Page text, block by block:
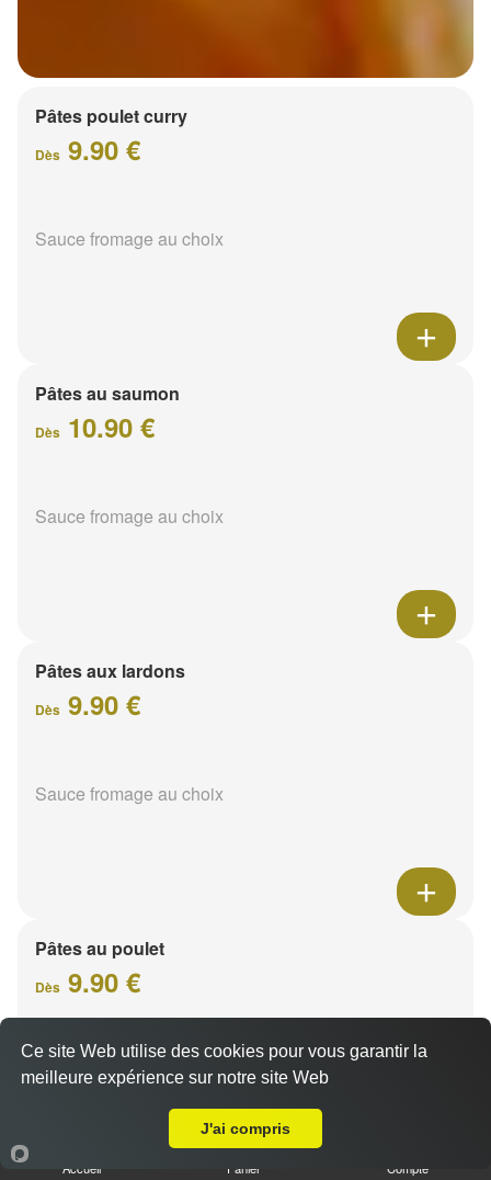
Pâtes poulet curry
Dès 9.90 €
Sauce fromage au choix
Pâtes au saumon
Dès 10.90 €
Sauce fromage au choix
Pâtes aux lardons
Dès 9.90 €
Sauce fromage au choix
Pâtes au poulet
Dès 9.90 €
Sauce fromage au choix
Accueil Panier Compte
Ce site Web utilise des cookies pour vous garantir la
meilleure expérience sur notre site Web
J'ai compris